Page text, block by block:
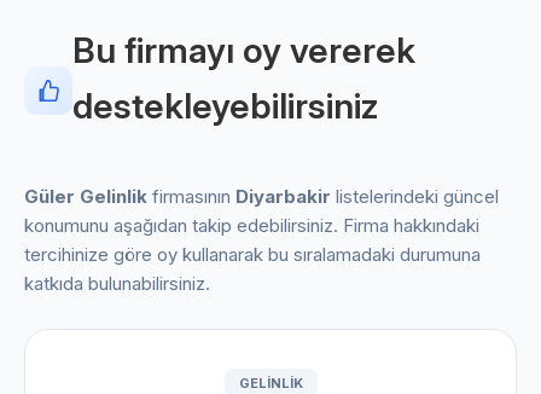
Bu firmayı oy vererek
destekleyebilirsiniz
Güler Gelinlik firmasının Diyarbakir listelerindeki güncel
konumunu aşağıdan takip edebilirsiniz. Firma hakkındaki
tercihinize göre oy kullanarak bu sıralamadaki durumuna
katkıda bulunabilirsiniz.
GELINLIK